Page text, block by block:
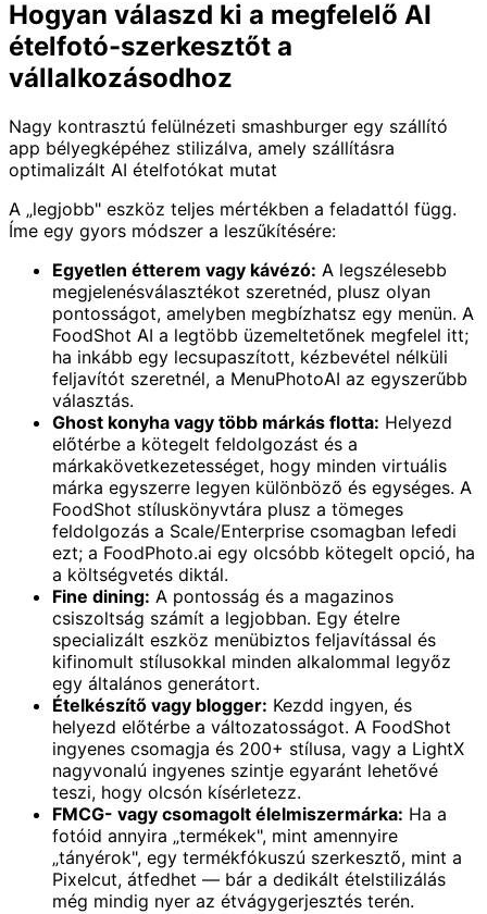
Hogyan válaszd ki a megfelelő AI
ételfotó-szerkesztőt a
vállalkozásodhoz
Nagy kontrasztú felülnézeti smashburger egy szállító
app bélyegképéhez stilizálva, amely szállításra
optimalizált AI ételfotókat mutat
A „legjobb" eszköz teljes mértékben a feladattól függ.
Íme egy gyors módszer a leszűkítésére:
Egyetlen étterem vagy kávézó: A legszélesebb
megjelenésválasztékot szeretnéd, plusz olyan
pontosságot, amelyben megbízhatsz egy menün. A
FoodShot AI a legtöbb üzemeltetőnek megfelel itt;
ha inkább egy lecsupaszított, kézbevétel nélküli
feljavítót szeretnél, a MenuPhotoAI az egyszerűbb
választás.
Ghost konyha vagy több márkás flotta: Helyezd
előtérbe a kötegelt feldolgozást és a
márkakövetkezetességet, hogy minden virtuális
márka egyszerre legyen különböző és egységes. A
FoodShot stíluskönyvtára plusz a tömeges
feldolgozás a Scale/Enterprise csomagban lefedi
ezt; a FoodPhoto.ai egy olcsóbb kötegelt opció, ha
a költségvetés diktál.
Fine dining: A pontosság és a magazinos
csiszoltság számít a legjobban. Egy ételre
specializált eszköz menübiztos feljavítással és
kifinomult stílusokkal minden alkalommal legyőz
egy általános generátort.
Ételkészítő vagy blogger: Kezdd ingyen, és
helyezd előtérbe a változatosságot. A FoodShot
ingyenes csomagja és 200+ stílusa, vagy a LightX
nagyvonalú ingyenes szintje egyaránt lehetővé
teszi, hogy olcsón kísérletezz.
FMCG- vagy csomagolt élelmiszermárka: Ha a
fotóid annyira „termékek", mint amennyire
„tányérok", egy termékfókuszú szerkesztő, mint a
Pixelcut, átfedhet — bár a dedikált ételstilizálás
még mindig nyer az étvágygerjesztés terén.